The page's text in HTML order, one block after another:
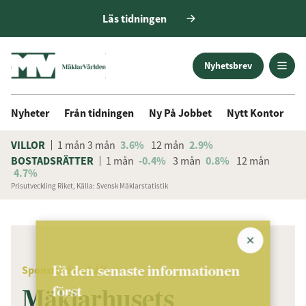
Läs tidningen
Nyhetsbrev
Nyheter Från tidningen Ny På Jobbet Nytt Kontor
VILLOR 1 mån 3 mån 3.6% 12 mån 2.9%
BOSTADSRÄTTER
1 mån -0.4% 3 mån 0.8% 12 mån
4.7%
Prisutveckling Riket, Källa: Svensk Mäklarstatistik
ANNONS
Sponsrat innehåll
Mäklarhusets
Få den senaste informationen
först